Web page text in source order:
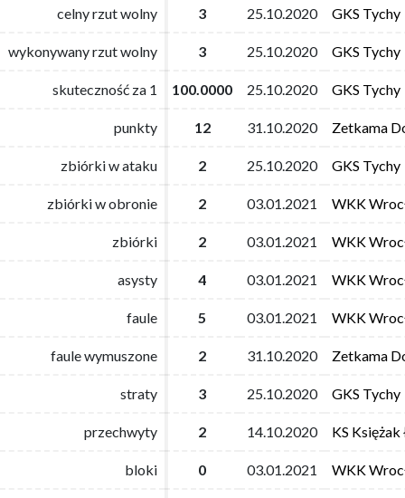
celny rzut wolny 3 25.10.2020 GKS Tychy
wykonywany rzut wolny 3 25.10.2020 GKS Tychy
skuteczność za 1 100.0000 25.10.2020 GKS Tychy
punkty 12 31.10.2020 Zetkama
zbiórki w ataku 2 25.10.2020 GKS Tychy
zbiórki w obronie 2 03.01.2021 WKK
zbiórki 2 03.01.2021 WKK
asysty 4 03.01.2021 WKK
faule 5 03.01.2021 WKK
faule wymuszone 2 31.10.2020 Zetkama
straty 3 25.10.2020 GKS Tychy
przechwyty 2 14.10.2020 KS
bloki 0 03.01.2021 WKK
celny rzut wolny 3 25.10.2020 GKS Tychy
wykonywany rzut wolny 3 25.10.2020 GKS Tychy
skuteczność za 1 100.0000 25.10.2020 GKS Tychy
punkty 12 31.10.2020 Zetkama
zbiórki w ataku 2 25.10.2020 GKS Tychy
zbiórki w obronie 2 03.01.2021 WKK
zbiórki 2 03.01.2021 WKK
asysty 4 03.01.2021 WKK
faule 5 03.01.2021 WKK
faule wymuszone 2 31.10.2020 Zetkama
straty 3 25.10.2020 GKS Tychy
przechwyty 2 14.10.2020 KS
bloki 0 03.01.2021 WKK